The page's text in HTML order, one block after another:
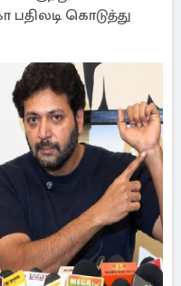
என்பதை
ரவி மோகனுக்கு
பதில்
அவதூறாகப்
தரப்பினர்
ஆர்த்திக்கு
கூடாது என்று